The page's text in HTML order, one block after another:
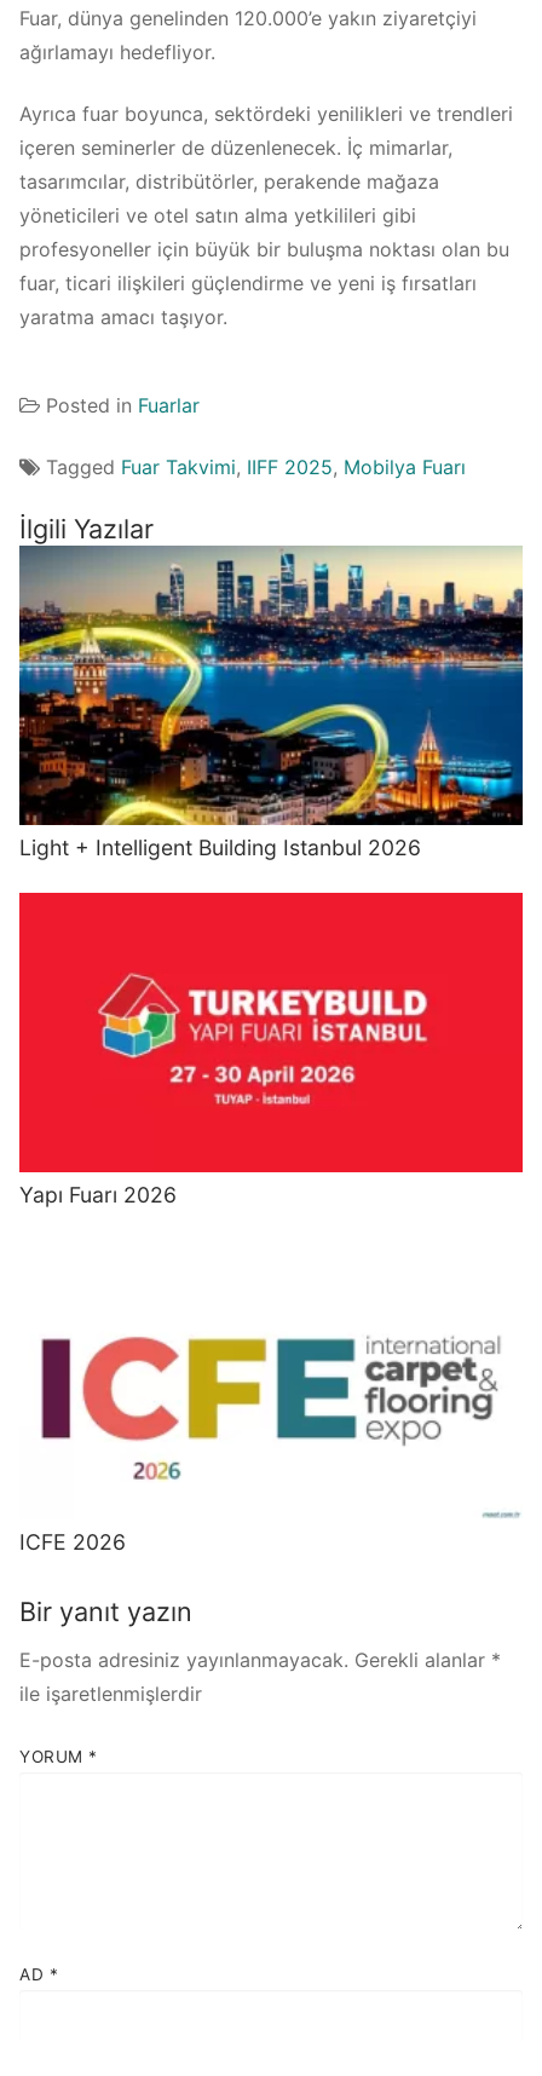
Fuar, dünya genelinden 120.000’e yakın ziyaretçiyi
ağırlamayı hedefliyor.
Ayrıca fuar boyunca, sektördeki yenilikleri ve trendleri
içeren seminerler de düzenlenecek. İç mimarlar,
tasarımcılar, distribütörler, perakende mağaza
yöneticileri ve otel satın alma yetkilileri gibi
profesyoneller için büyük bir buluşma noktası olan bu
fuar, ticari ilişkileri güçlendirme ve yeni iş fırsatları
yaratma amacı taşıyor.
Posted in Fuarlar
Tagged Fuar Takvimi, IIFF 2025, Mobilya Fuarı
İlgili Yazılar
Light + Intelligent Building Istanbul 2026
Yapı Fuarı 2026
ICFE 2026
Bir yanıt yazın
E-posta adresiniz yayınlanmayacak. Gerekli alanlar *
ile işaretlenmişlerdir
YORUM *
AD *